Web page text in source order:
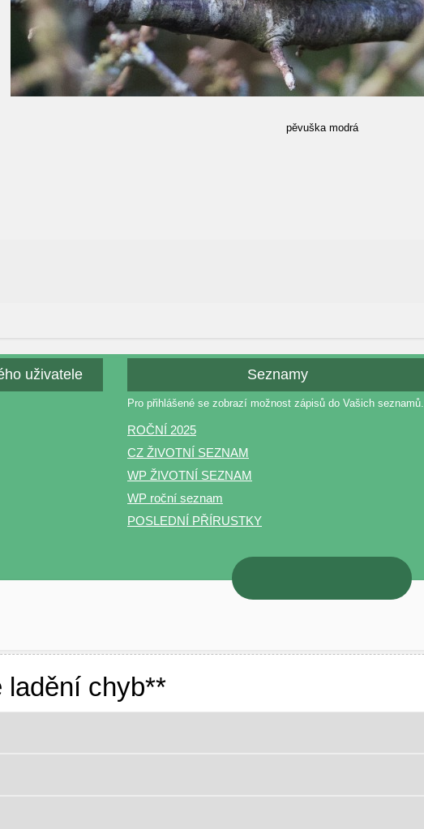
pěvuška modrá
uživatele Seznamy
Pro přihlášené se zobrazí možnost zápisů do Vašich seznamů.
ROČNÍ 2025
CZ ŽIVOTNÍ SEZNAM
WP ŽIVOTNÍ SEZNAM
WP roční seznam
POSLEDNÍ PŘÍRUSTKY
ladění chyb**